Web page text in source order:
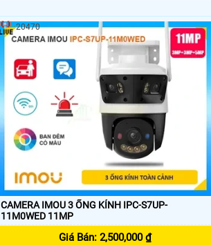
CAMERA IMOU 3 ỐNG KÍNH IPC-S7UP-
11M0WED 11MP
Giá Bán: 2,500,000 ₫
20470